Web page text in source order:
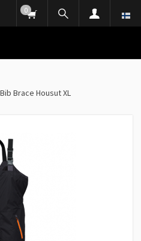
0
Brace Housut XL